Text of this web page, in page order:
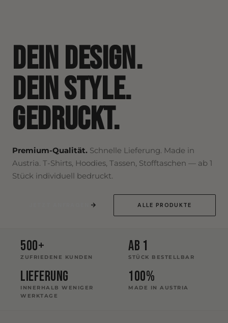
Dein Design.
Dein Style.
Gedruckt.
Premium-Qualität. Schnelle Lieferung. Made in
Austria. T-Shirts, Hoodies, Tassen, Stofftaschen — ab 1
Stück individuell bedruckt.
ALLE PRODUKTE
500+
ZUFRIEDENE KUNDEN
Ab 1
STÜCK BESTELLBAR
Lieferung
INNERHALB WENIGER
WERKTAGE
100%
MADE IN AUSTRIA